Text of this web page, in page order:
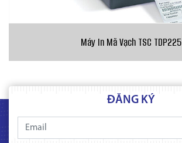
Máy In Mã Vạch TSC TDP225
ĐĂNG KÝ